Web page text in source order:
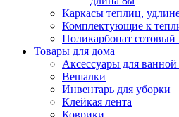
Каркасы теплиц,
Комплектующие к
Поликарбонат
Товары для дома
Аксессуары для
Вешалки
Инвентарь для уборки
Клейкая лента